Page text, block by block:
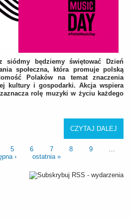
będziemy świętować Dzień
społeczna, która promuje polską
Polaków na temat znaczenia
kultury i gospodarki. Akcja wspiera
rolę muzyki w życiu każdego
CZYTAJ DALEJ
5 6 7 8 9
›
ostatnia »